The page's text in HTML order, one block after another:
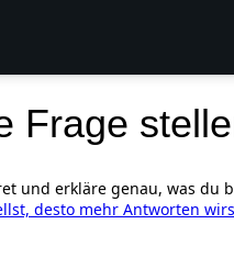
Frage
und erkläre genau, was du
desto mehr Antworten